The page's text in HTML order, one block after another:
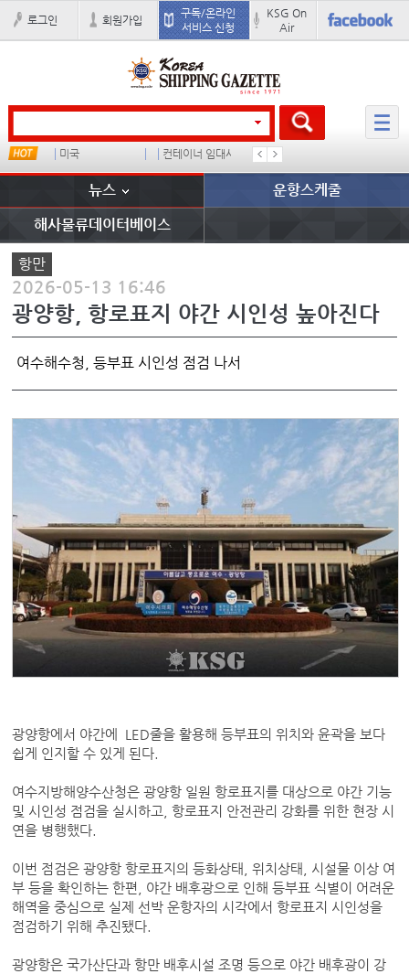
로그인 회원가입
구독/온라인
서비스 신청
KSG On
Air
미국 컨테이너 임대사 더블
뉴스 운항스케줄
해사물류데이터베이스
항만
2026-05-13 16:46
광양항, 항로표지 야간 시인성 높아진다
여수해수청, 등부표 시인성 점검 나서
광양항에서 야간에 LED줄을 활용해 등부표의 위치와 윤곽을 보다
쉽게 인지할 수 있게 된다.
여수지방해양수산청은 광양항 일원 항로표지를 대상으로 야간 기능
및 시인성 점검을 실시하고, 항로표지 안전관리 강화를 위한 현장 시
연을 병행했다.
이번 점검은 광양항 항로표지의 등화상태, 위치상태, 시설물 이상 여
부 등을 확인하는 한편, 야간 배후광으로 인해 등부표 식별이 어려운
해역을 중심으로 실제 선박 운항자의 시각에서 항로표지 시인성을
점검하기 위해 추진됐다.
광양항은 국가산단과 항만 배후시설 조명 등으로 야간 배후광이 강